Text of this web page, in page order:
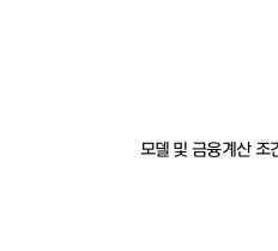
모델 및 금융계산 조